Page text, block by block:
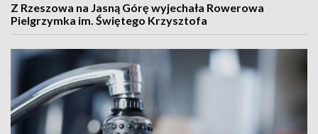
Z Rzeszowa na Jasną Górę wyjechała Rowerowa
Pielgrzymka im. Świętego Krzysztofa